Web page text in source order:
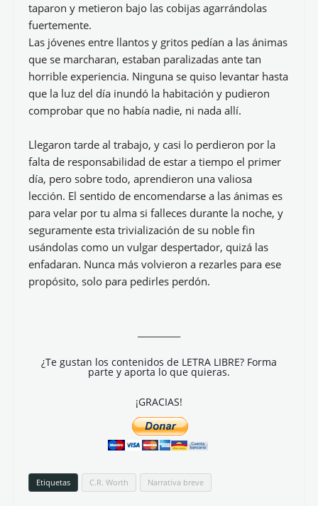
taparon y metieron bajo las cobijas agarrándolas
fuertemente.
Las jóvenes entre llantos y gritos pedían a las ánimas
que se marcharan, estaban paralizadas ante tan
horrible experiencia. Ninguna se quiso levantar hasta
que la luz del día inundó la habitación y pudieron
comprobar que no había nadie, ni nada allí.
Llegaron tarde al trabajo, y casi lo perdieron por la
falta de responsabilidad de estar a tiempo el primer
día, pero sobre todo, aprendieron una valiosa
lección. El sentido de encomendarse a las ánimas es
para velar por tu alma si falleces durante la noche, y
seguramente esta trivialización de su noble fin
usándolas como un vulgar despertador, quizá las
enfadaran. Nunca más volvieron a rezarles para ese
propósito, solo para pedirles perdón.
¿Te gustan los contenidos de LETRA LIBRE? Forma
parte y aporta lo que quieras.
¡GRACIAS!
Etiquetas C.R. Worth Narrativa breve